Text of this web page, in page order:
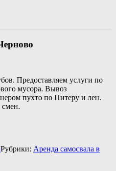
Предоставляем услуги по
мусора. Вывоз
пухто по Питеру и лен.
смен.
Рубрики: Аренда самосвала в